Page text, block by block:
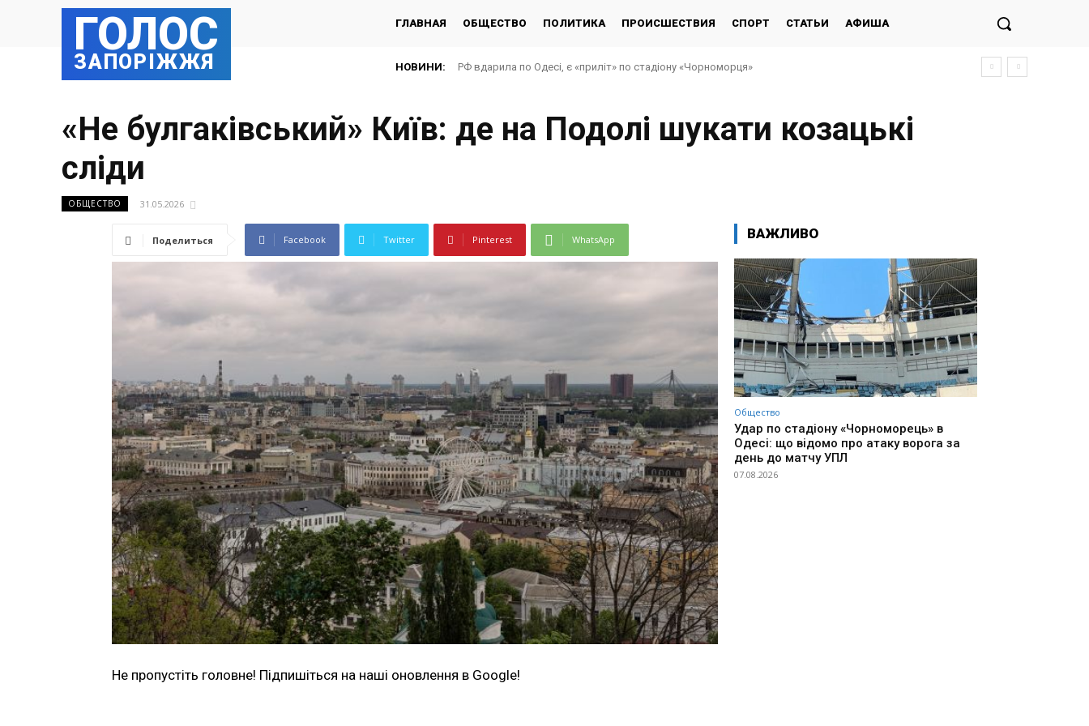
ГОЛОС
ЗАПОРІЖЖЯ
ГЛАВНАЯ ОБЩЕСТВО ПОЛИТИКА ПРОИСШЕСТВИЯ СПОРТ СТАТЬИ АФИША
НОВИНИ: РФ вдарила по Одесі, є «приліт» по стадіону «Чорноморця»
«Не булгаківський» Київ: де на Подолі шукати козацькі
сліди
ОБЩЕСТВО 31.05.2026
Поделиться Facebook Twitter Pinterest WhatsApp
Не пропустіть головне! Підпишіться на наші оновлення в Google!
ВАЖЛИВО
Общество
Удар по стадіону «Чорноморець» в
Одесі: що відомо про атаку ворога за
день до матчу УПЛ
07.08.2026